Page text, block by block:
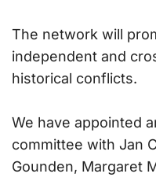
The network will
independent and
historical conflicts.
We have appointed
committee with Jan
Gounden, Margaret